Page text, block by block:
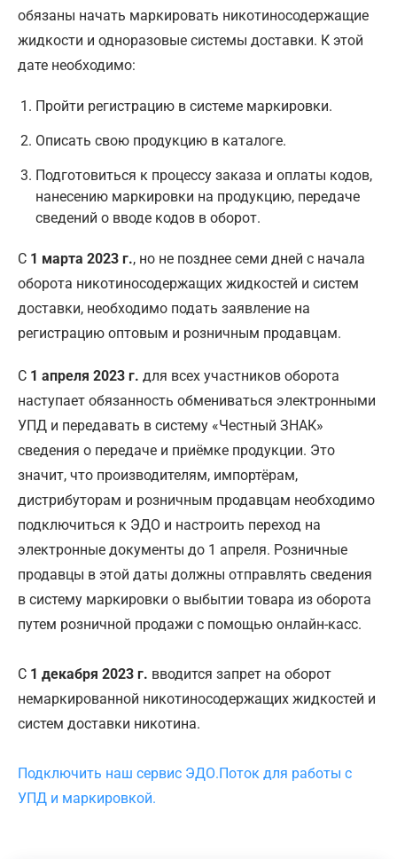
обязаны начать маркировать никотиносодержащие
жидкости и одноразовые системы доставки. К этой
дате необходимо:
Пройти регистрацию в системе маркировки.
Описать свою продукцию в каталоге.
Подготовиться к процессу заказа и оплаты кодов,
нанесению маркировки на продукцию, передаче
сведений о вводе кодов в оборот.
С 1 марта 2023 г., но не позднее семи дней с начала
оборота никотиносодержащих жидкостей и систем
доставки, необходимо подать заявление на
регистрацию оптовым и розничным продавцам.
С 1 апреля 2023 г. для всех участников оборота
наступает обязанность обмениваться электронными
УПД и передавать в систему «Честный ЗНАК»
сведения о передаче и приёмке продукции. Это
значит, что производителям, импортёрам,
дистрибуторам и розничным продавцам необходимо
подключиться к ЭДО и настроить переход на
электронные документы до 1 апреля. Розничные
продавцы в этой даты должны отправлять сведения
в систему маркировки о выбытии товара из оборота
путем розничной продажи с помощью онлайн-касс.
С 1 декабря 2023 г. вводится запрет на оборот
немаркированной никотиносодержащих жидкостей и
систем доставки никотина.
Подключить наш сервис ЭДО.Поток для работы с
УПД и маркировкой.